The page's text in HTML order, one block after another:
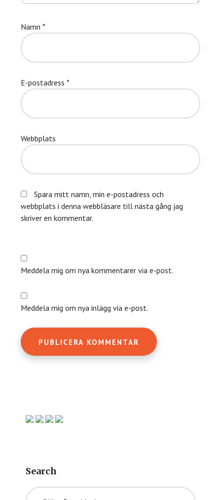
Namn*
E-postadress*
Webbplats
Spara mitt namn, min e-postadress och
webbplats i denna webbläsare till nästa gång jag
skriver en kommentar.
Meddela mig om nya kommentarer via e-post.
Meddela mig om nya inlägg via e-post.
Primärt
Search
Sök